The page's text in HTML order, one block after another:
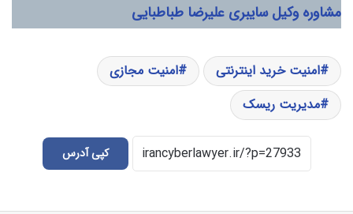
مشاوره وکیل سایبری علیرضا طباطبایی
امنیت خرید اینترنتی
امنیت مجازی
مدیریت ریسک
کپی آدرس